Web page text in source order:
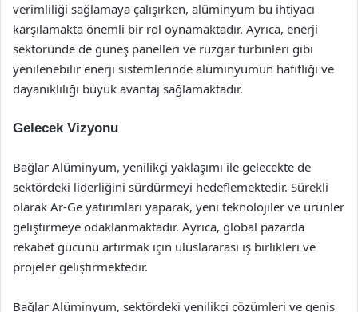
verimliliği sağlamaya çalışırken, alüminyum bu ihtiyacı
karşılamakta önemli bir rol oynamaktadır. Ayrıca, enerji
sektöründe de güneş panelleri ve rüzgar türbinleri gibi
yenilenebilir enerji sistemlerinde alüminyumun hafifliği ve
dayanıklılığı büyük avantaj sağlamaktadır.
Gelecek Vizyonu
Bağlar Alüminyum, yenilikçi yaklaşımı ile gelecekte de
sektördeki liderliğini sürdürmeyi hedeflemektedir. Sürekli
olarak Ar-Ge yatırımları yaparak, yeni teknolojiler ve ürünler
geliştirmeye odaklanmaktadır. Ayrıca, global pazarda
rekabet gücünü artırmak için uluslararası iş birlikleri ve
projeler geliştirmektedir.
Bağlar Alüminyum, sektördeki yenilikçi çözümleri ve geniş